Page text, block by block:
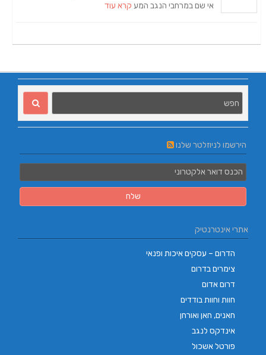
אי שם במרחבי הנגב המע קרא עוד
הירשמו לניוזלטר שלנו
אתרי אינטרנטיק
הדרום – עסקים איכות ופנאי
צימרים בדרום
דרום אדום
חוות וחוות בודדים
חאנים, חאן ואורחן
אינדקס לנגב
פורטל אשכול